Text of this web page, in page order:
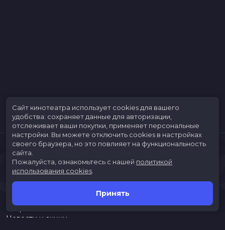
Скоро в кино
Новости и акции
Сайт кинотеатра использует cookies для вашего
удобства: сохраняет данные для авторизации,
отслеживает ваши покупки, применяет персональные
настройки. Вы можете отключить cookies в настройках
своего браузера, но это повлияет на функциональность
сайта.
Пожалуйста, ознакомьтесь с нашей политикой
использования cookies
Принять